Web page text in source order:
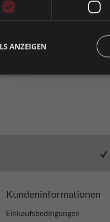
und somit
Kundeninformationen
Einkaufsbedingungen
Privatkunde
ANZEIGEN